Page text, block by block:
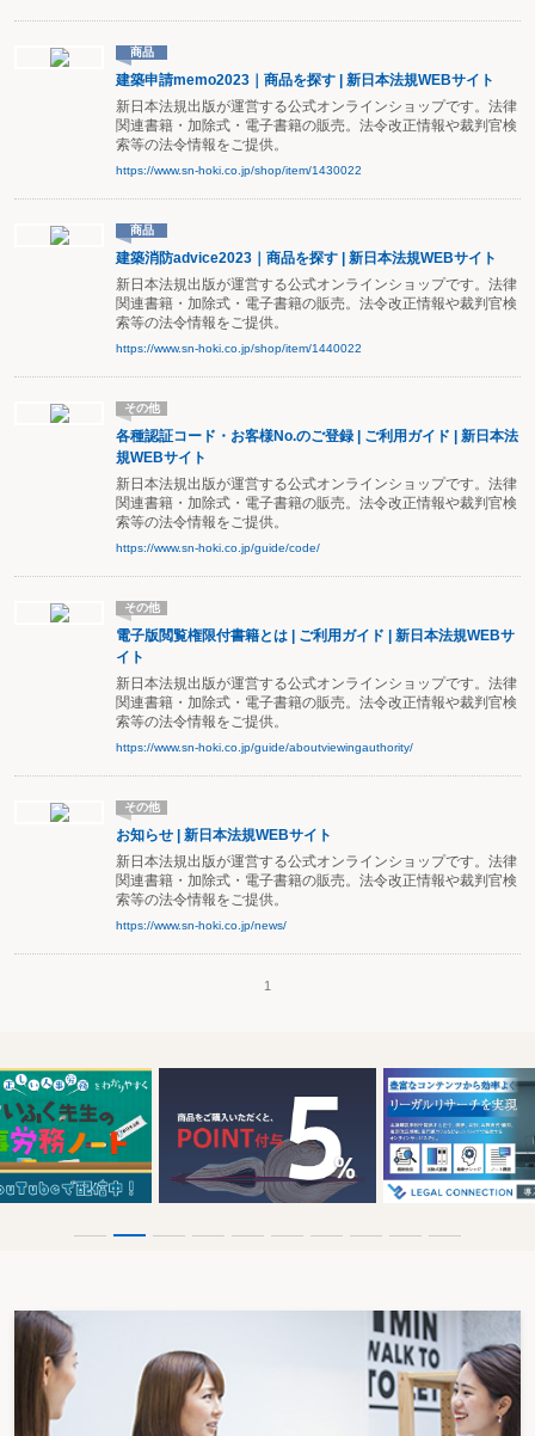
商品
建築申請memo2023｜商品を探す | 新日本法規WEBサイト
新日本法規出版が運営する公式オンラインショップです。法律
関連書籍・加除式・電子書籍の販売。法令改正情報や裁判官検
索等の法令情報をご提供。
https://www.sn-hoki.co.jp/shop/item/1430022
商品
建築消防advice2023｜商品を探す | 新日本法規WEBサイト
新日本法規出版が運営する公式オンラインショップです。法律
関連書籍・加除式・電子書籍の販売。法令改正情報や裁判官検
索等の法令情報をご提供。
https://www.sn-hoki.co.jp/shop/item/1440022
その他
各種認証コード・お客様No.のご登録 | ご利用ガイド | 新日本法
規WEBサイト
新日本法規出版が運営する公式オンラインショップです。法律
関連書籍・加除式・電子書籍の販売。法令改正情報や裁判官検
索等の法令情報をご提供。
https://www.sn-hoki.co.jp/guide/code/
その他
電子版閲覧権限付書籍とは | ご利用ガイド | 新日本法規WEBサ
イト
新日本法規出版が運営する公式オンラインショップです。法律
関連書籍・加除式・電子書籍の販売。法令改正情報や裁判官検
索等の法令情報をご提供。
https://www.sn-hoki.co.jp/guide/aboutviewingauthority/
その他
お知らせ | 新日本法規WEBサイト
新日本法規出版が運営する公式オンラインショップです。法律
関連書籍・加除式・電子書籍の販売。法令改正情報や裁判官検
索等の法令情報をご提供。
https://www.sn-hoki.co.jp/news/
1